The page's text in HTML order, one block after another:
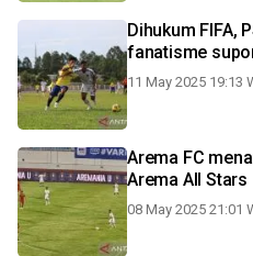
Dihukum FIFA,
fanatisme
11 May 2025 19:13
Arema FC
Arema All Stars
08 May 2025 21:01